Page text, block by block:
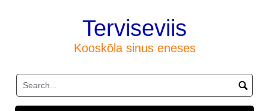
Terviseviis
Kooskõla sinus eneses